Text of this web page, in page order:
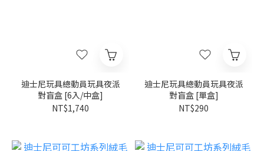
迪士尼玩具總動員玩具夜派
對盲盒 [6入/中盒]
NT$1,740
迪士尼玩具總動員玩具夜派
對盲盒 [單盒]
NT$290